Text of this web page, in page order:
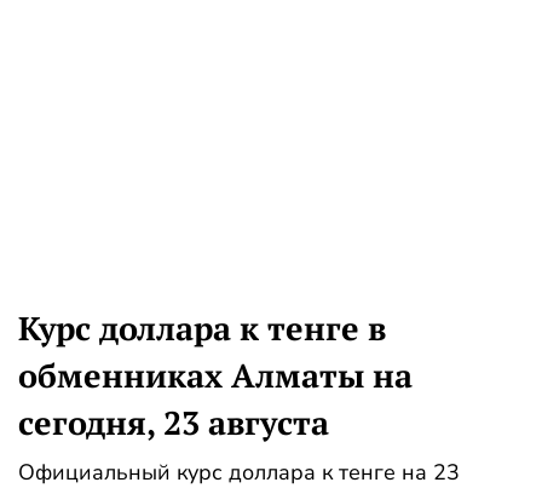
Курс доллара к тенге в
обменниках Алматы на
сегодня, 23 августа
Официальный курс доллара к тенге на 23